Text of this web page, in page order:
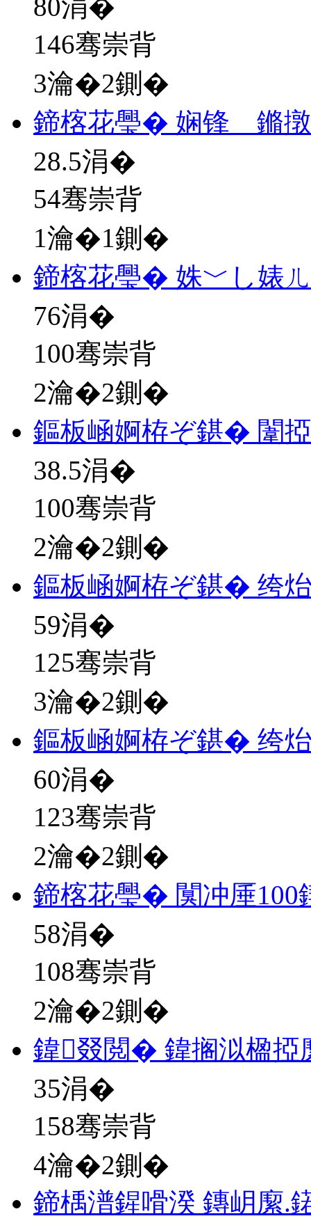
80涓�
146骞崇背
3瀹�2鍘�
鍗楁花璺� 娴锋 鏅
28.5涓�
54骞崇背
1瀹�1鍘�
鍗楁花璺� 姝﹀し婊
76涓�
100骞崇背
2瀹�2鍘�
鏂板崡婀栫ぞ鍖� 闈
38.5涓�
100骞崇背
2瀹�2鍘�
鏂板崡婀栫ぞ鍖� 绔
59涓�
125骞崇背
3瀹�2鍘�
鏂板崡婀栫ぞ鍖� 绔
60涓�
123骞崇背
2瀹�2鍘�
鍗楁花璺� 闃冲厜100
58涓�
108骞崇背
2瀹�2鍘�
鍏叕閲� 鍏搁泤楹掗
35涓�
158骞崇背
4瀹�2鍘�
鍗楀潽鍟嗗湀 鏄岄緳.